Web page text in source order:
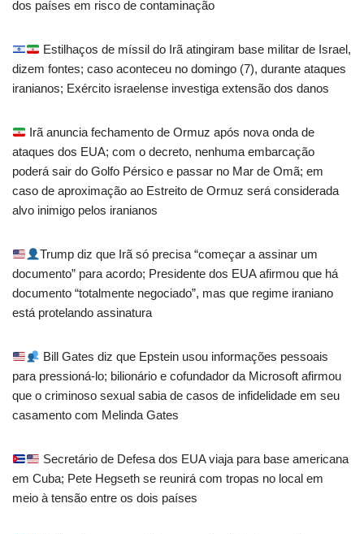
dos países em risco de contaminação
Estilhaços de míssil do Irã atingiram base militar de Israel,
dizem fontes; caso aconteceu no domingo (7), durante ataques
iranianos; Exército israelense investiga extensão dos danos
Irã anuncia fechamento de Ormuz após nova onda de
ataques dos EUA; com o decreto, nenhuma embarcação
poderá sair do Golfo Pérsico e passar no Mar de Omã; em
caso de aproximação ao Estreito de Ormuz será considerada
alvo inimigo pelos iranianos
Trump diz que Irã só precisa “começar a assinar um
documento” para acordo; Presidente dos EUA afirmou que há
documento “totalmente negociado”, mas que regime iraniano
está protelando assinatura
Bill Gates diz que Epstein usou informações pessoais
para pressioná-lo; bilionário e cofundador da Microsoft afirmou
que o criminoso sexual sabia de casos de infidelidade em seu
casamento com Melinda Gates
Secretário de Defesa dos EUA viaja para base americana
em Cuba; Pete Hegseth se reunirá com tropas no local em
meio à tensão entre os dois países